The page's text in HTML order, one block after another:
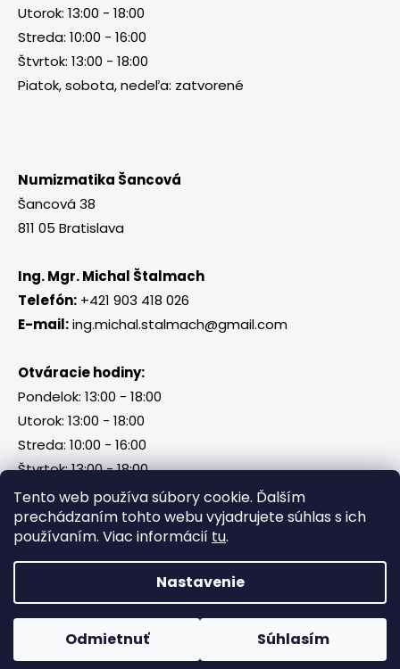
Tento web používa súbory cookie. Ďalším
prechádzaním tohto webu vyjadrujete súhlas s ich
používaním. Viac informácií tu.
Nastavenie
Odmietnuť Súhlasím
Utorok: 13:00 - 18:00
Streda: 10:00 - 16:00
Štvrtok: 13:00 - 18:00
Piatok, sobota, nedeľa: zatvorené
Numizmatika Šancová
Šancová 38
811 05 Bratislava
Ing. Mgr. Michal Štalmach
Telefón: +421 903 418 026
E-mail:ing.michal.stalmach@gmail.com
Otváracie hodiny:
Pondelok: 13:00 - 18:00
Utorok: 13:00 - 18:00
Streda: 10:00 - 16:00
Štvrtok: 13:00 - 18:00
Piatok, sobota, nedeľa: zatvorené
Vytvoril Shoptet
Všetky práva vyhradené.
Messenger